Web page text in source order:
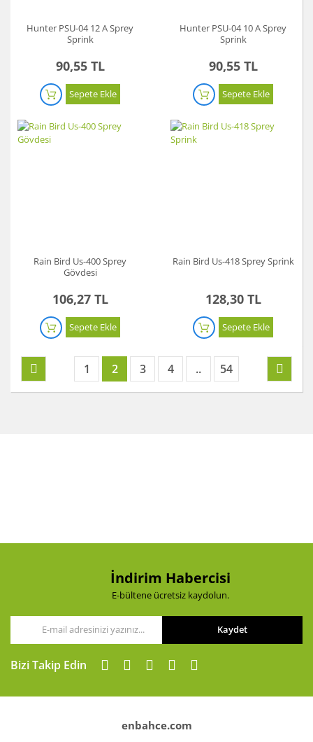
Hunter PSU-04 12 A Sprey
Sprink
90,55 TL
Sepete Ekle
Hunter PSU-04 10 A Sprey
Sprink
90,55 TL
Sepete Ekle
Rain Bird Us-400 Sprey
Gövdesi
106,27 TL
Sepete Ekle
Rain Bird Us-418 Sprey Sprink
128,30 TL
Sepete Ekle
1 2 3 4 .. 54
İndirim Habercisi
E-bültene ücretsiz kaydolun.
Kaydet
Bizi Takip Edin
enbahce.com